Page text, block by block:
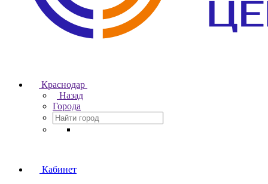
Краснодар
Назад
Города
Кабинет